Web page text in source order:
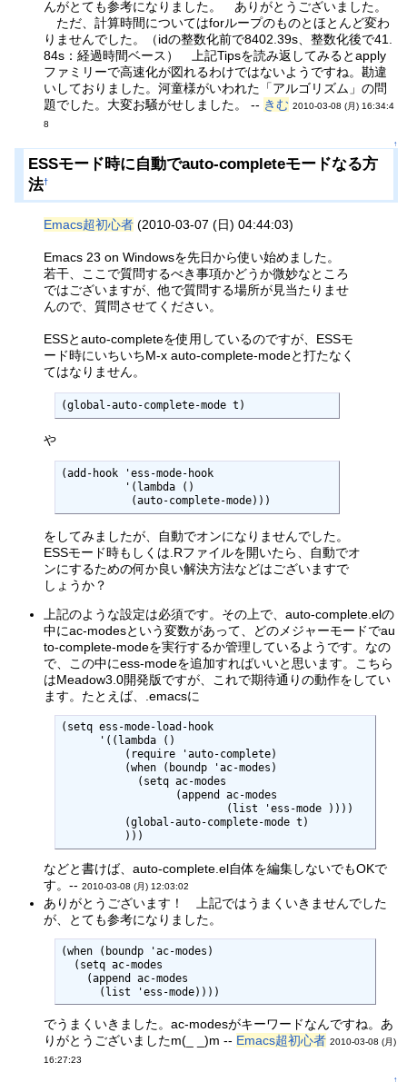
んがとても参考になりました。 ありがとうございました。
ただ、計算時間についてはforループのものとほとんど変わ
りませんでした。（idの整数化前で8402.39s、整数化後で41.
84s：経過時間ベース） 上記Tipsを読み返してみるとapply
ファミリーで高速化が図れるわけではないようですね。勘違
いしておりました。河童様がいわれた「アルゴリズム」の問
題でした。大変お騒がせしました。 -- きむ 2010-03-08 (月) 16:34:4
8
↑
ESSモード時に自動でauto-completeモードなる方
法†
Emacs超初心者 (2010-03-07 (日) 04:44:03)
Emacs 23 on Windowsを先日から使い始めました。
若干、ここで質問するべき事項かどうか微妙なところ
ではございますが、他で質問する場所が見当たりませ
んので、質問させてください。
ESSとauto-completeを使用しているのですが、ESSモ
ード時にいちいちM-x auto-complete-modeと打たなく
てはなりません。
(global-auto-complete-mode t)
や
(add-hook 'ess-mode-hook
           (auto-complete-mode)))
をしてみましたが、自動でオンになりませんでした。
ESSモード時もしくは.Rファイルを開いたら、自動でオ
ンにするための何か良い解決方法などはございますで
しょうか？
上記のような設定は必須です。その上で、auto-complete.elの
中にac-modesという変数があって、どのメジャーモードでau
to-complete-modeを実行するか管理しているようです。なの
で、この中にess-modeを追加すればいいと思います。こちら
はMeadow3.0開発版ですが、これで期待通りの動作をしてい
ます。たとえば、.emacsに
(setq ess-mode-load-hook
	  )))
などと書けば、auto-complete.el自体を編集しないでもOKで
す。--2010-03-08 (月) 12:03:02
ありがとうございます！ 上記ではうまくいきませんでした
が、とても参考になりました。
(when (boundp 'ac-modes)
      (list 'ess-mode))))
でうまくいきました。ac-modesがキーワードなんですね。あ
りがとうございましたm(_ _)m -- Emacs超初心者 2010-03-08 (月)
16:27:23
↑